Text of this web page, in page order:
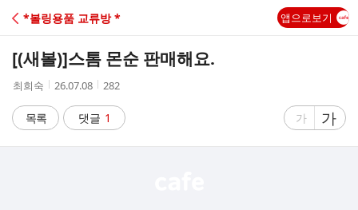
C
A
*볼링용품 교류방 * 앱으로보기
[(새볼)]스톰 몬순 판매해요.
작
자
최희숙
작
시
간
26.07.08
조
수
282
목록 댓글 1
글
가
글
자
가